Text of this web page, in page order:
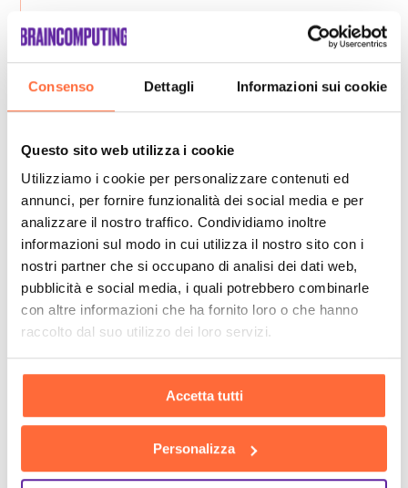
Consenso Dettagli Informazioni sui cookie
Questo sito web utilizza i cookie
Utilizziamo i cookie per personalizzare contenuti ed
annunci, per fornire funzionalità dei social media e per
analizzare il nostro traffico. Condividiamo inoltre
informazioni sul modo in cui utilizza il nostro sito con i
nostri partner che si occupano di analisi dei dati web,
pubblicità e social media, i quali potrebbero combinarle
con altre informazioni che ha fornito loro o che hanno
raccolto dal suo utilizzo dei loro servizi.
Accetta tutti
Personalizza